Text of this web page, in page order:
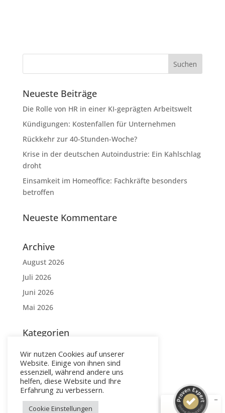
Neueste Beiträge
Die Rolle von HR in einer KI-geprägten Arbeitswelt
Kündigungen: Kostenfallen für Unternehmen
Rückkehr zur 40-Stunden-Woche?
Krise in der deutschen Autoindustrie: Ein Kahlschlag
droht
Einsamkeit im Homeoffice: Fachkräfte besonders
betroffen
Neueste Kommentare
Archive
August 2026
Juli 2026
Juni 2026
Mai 2026
Kategorien
Meta
Anmelden
Feed der Einträge
Wir nutzen Cookies auf unserer
Website. Einige von ihnen sind
essenziell, während andere uns
helfen, diese Website und Ihre
Erfahrung zu verbessern.
Cookie Einstellungen
ProvenExpert.com
SEHR GUT
/
5,00